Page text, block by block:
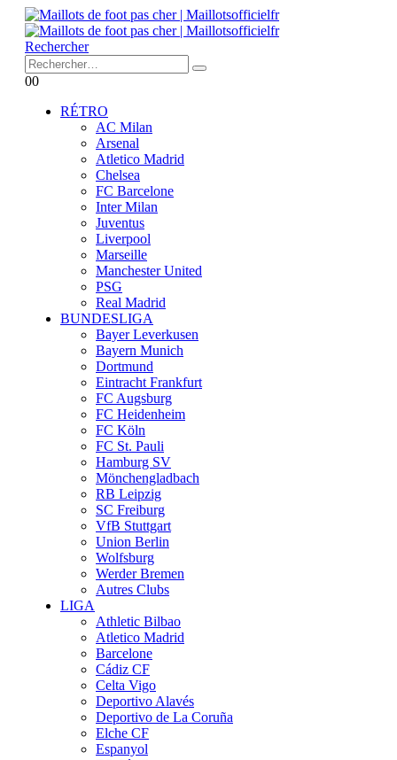
Rechercher
00
RÉTRO
AC Milan
Arsenal
Atletico Madrid
Chelsea
FC Barcelone
Inter Milan
Juventus
Liverpool
Marseille
Manchester United
PSG
Real Madrid
BUNDESLIGA
Bayer Leverkusen
Bayern Munich
Dortmund
Eintracht Frankfurt
FC Augsburg
FC Heidenheim
FC Köln
FC St. Pauli
Hamburg SV
Mönchengladbach
RB Leipzig
SC Freiburg
VfB Stuttgart
Union Berlin
Wolfsburg
Werder Bremen
Autres Clubs
LIGA
Athletic Bilbao
Atletico Madrid
Barcelone
Cádiz CF
Celta Vigo
Deportivo Alavés
Deportivo de La Coruña
Elche CF
Espanyol